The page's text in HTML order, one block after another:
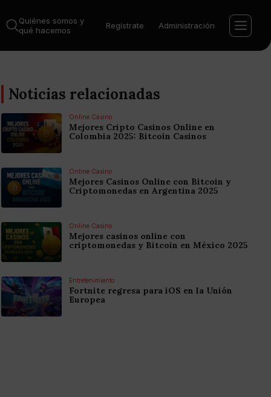
Quiénes somos y
qué hacemos
Regístrate Administración
Noticias relacionadas
Online Casino
Mejores Cripto Casinos Online en
Colombia 2025: Bitcoin Casinos
Online Casino
Mejores Casinos Online con Bitcoin y
Criptomonedas en Argentina 2025
Online Casino
Mejores casinos online con
criptomonedas y Bitcoin en México 2025
Entretenimiento
Fortnite regresa para iOS en la Unión
Europea